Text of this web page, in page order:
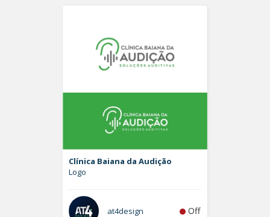
Clínica Baiana da Audição
Logo
at4design Off